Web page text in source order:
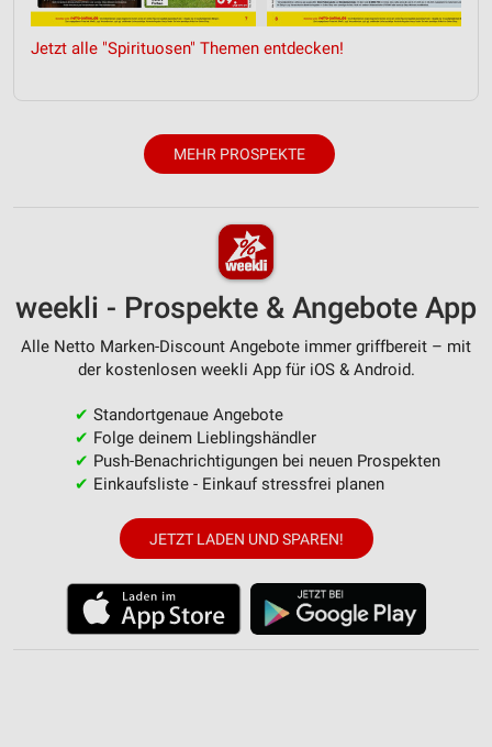
Jetzt alle "Spirituosen" Themen entdecken!
MEHR PROSPEKTE
weekli - Prospekte & Angebote App
Alle Netto Marken-Discount Angebote immer griffbereit – mit
der kostenlosen weekli App für iOS & Android.
✔ Standortgenaue Angebote
✔ Folge deinem Lieblingshändler
✔ Push-Benachrichtigungen bei neuen Prospekten
✔ Einkaufsliste - Einkauf stressfrei planen
JETZT LADEN UND SPAREN!
Verwendung genauer Standortdaten
Werbung